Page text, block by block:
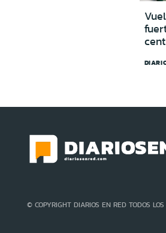
© COPYRIGHT DIARIOS EN RED TODOS